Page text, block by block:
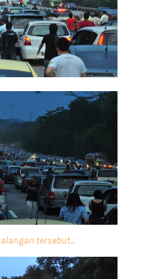
tersebut...